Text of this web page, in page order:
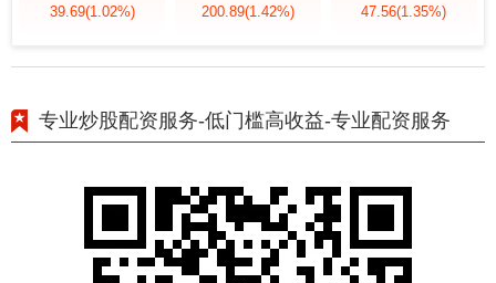
39.69(1.02%) 200.89(1.42%) 47.56(1.35%)
专业炒股配资服务-低门槛高收益-专业配资服务